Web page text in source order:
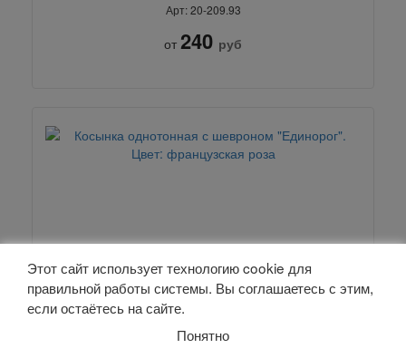
Арт: 20-209.93
от 240 руб
Косынка однотонная с шевроном "Единорог".
Цвет: французская роза
Этот сайт использует технологию cookie для
правильной работы системы. Вы соглашаетесь с этим,
если остаётесь на сайте.
Понятно